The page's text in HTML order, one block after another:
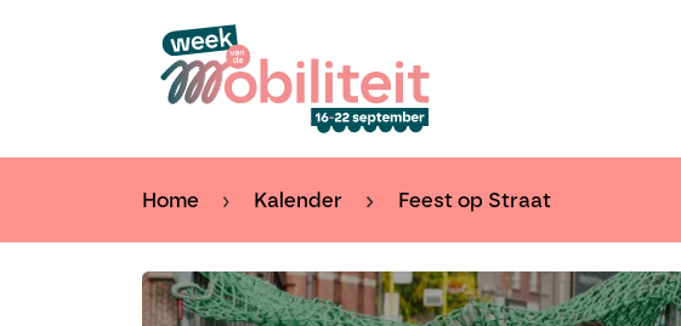
Home Kalender Feest op Straat